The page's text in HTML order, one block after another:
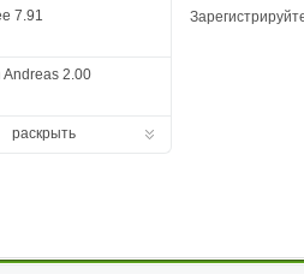
7.91
Andreas 2.00
раскрыть